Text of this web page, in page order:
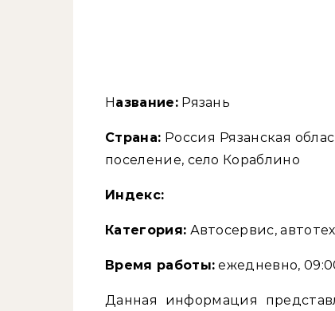
Название:Рязань
Страна: Россия Рязанская
поселение, село Кораблино
Индекс:
Категория: Автосервис,
Время работы: ежедневно,
Данная информация